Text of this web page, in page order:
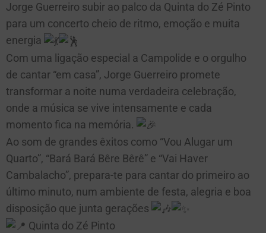
Jorge Guerreiro subir ao palco da Quinta do Zé Pinto
para um concerto cheio de ritmo, emoção e muita
energia
Com uma ligação especial a Campolide e o orgulho
de cantar “em casa”, Jorge Guerreiro promete
transformar a noite numa verdadeira celebração,
onde a música se vive intensamente e cada
momento fica na memória.
Ao som de grandes êxitos como “Vou Alugar um
Quarto”, “Bará Bará Bêre Bêrê” e “Vai Haver
Cambalacho”, prepara-te para cantar do primeiro ao
último minuto, num ambiente de festa, alegria e boa
disposição que junta gerações
Quinta do Zé Pinto